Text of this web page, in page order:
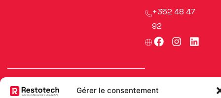
Gérer le consentement
+352 48 47
92
F
a
b
o
I
n
a
L
i
e